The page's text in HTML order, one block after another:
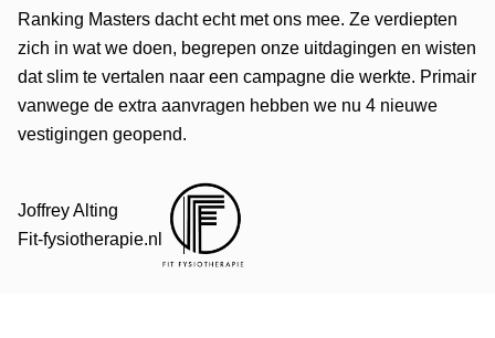
Ranking Masters dacht echt met ons mee. Ze verdiepten
zich in wat we doen, begrepen onze uitdagingen en wisten
dat slim te vertalen naar een campagne die werkte. Primair
vanwege de extra aanvragen hebben we nu 4 nieuwe
vestigingen geopend.
Joffrey Alting
Fit-fysiotherapie.nl